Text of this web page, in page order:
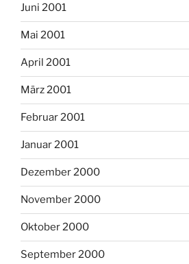
Juni 2001
Mai 2001
April 2001
März 2001
Februar 2001
Januar 2001
Dezember 2000
November 2000
Oktober 2000
September 2000